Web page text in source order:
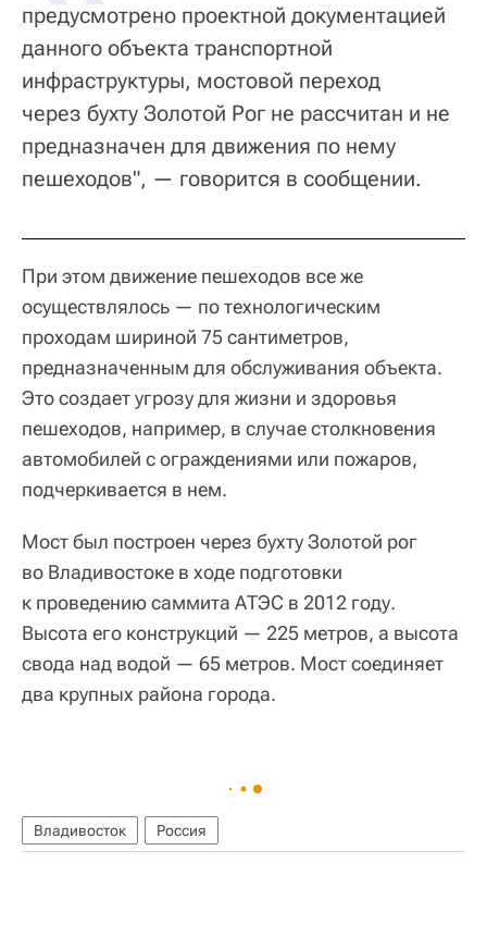
предусмотрено проектной документацией
данного объекта транспортной
инфраструктуры, мостовой переход
через бухту Золотой Рог не рассчитан и не
предназначен для движения по нему
пешеходов", — говорится в сообщении.
При этом движение пешеходов все же
осуществлялось — по технологическим
проходам шириной 75 сантиметров,
предназначенным для обслуживания объекта.
Это создает угрозу для жизни и здоровья
пешеходов, например, в случае столкновения
автомобилей с ограждениями или пожаров,
подчеркивается в нем.
Мост был построен через бухту Золотой рог
во Владивостоке в ходе подготовки
к проведению саммита АТЭС в 2012 году.
Высота его конструкций — 225 метров, а высота
свода над водой — 65 метров. Мост соединяет
два крупных района города.
Владивосток Россия